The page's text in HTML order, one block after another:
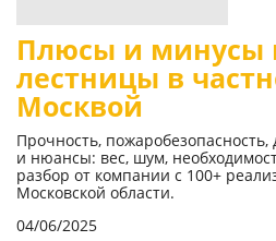
Плюсы и минусы
лестницы в
Москвой
Прочность,
и нюансы: вес, шум,
разбор от компании с 100+
Московской области.
04/06/2025